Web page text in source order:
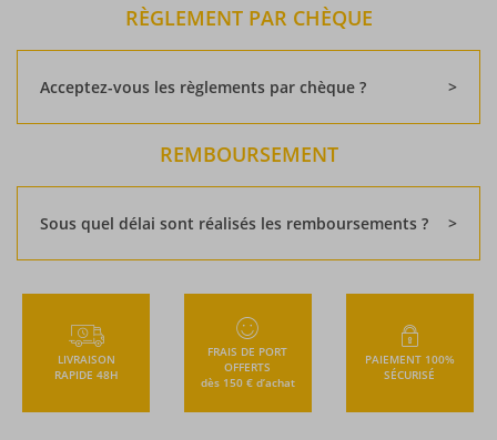
RÈGLEMENT PAR CHÈQUE
Acceptez-vous les règlements par chèque ?
REMBOURSEMENT
Sous quel délai sont réalisés les remboursements ?
LIVRAISON
RAPIDE 48H
FRAIS DE PORT
OFFERTS
dès 150 € d’achat
PAIEMENT 100%
SÉCURISÉ